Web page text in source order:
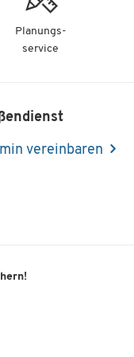
Planungs-
service
vereinbaren